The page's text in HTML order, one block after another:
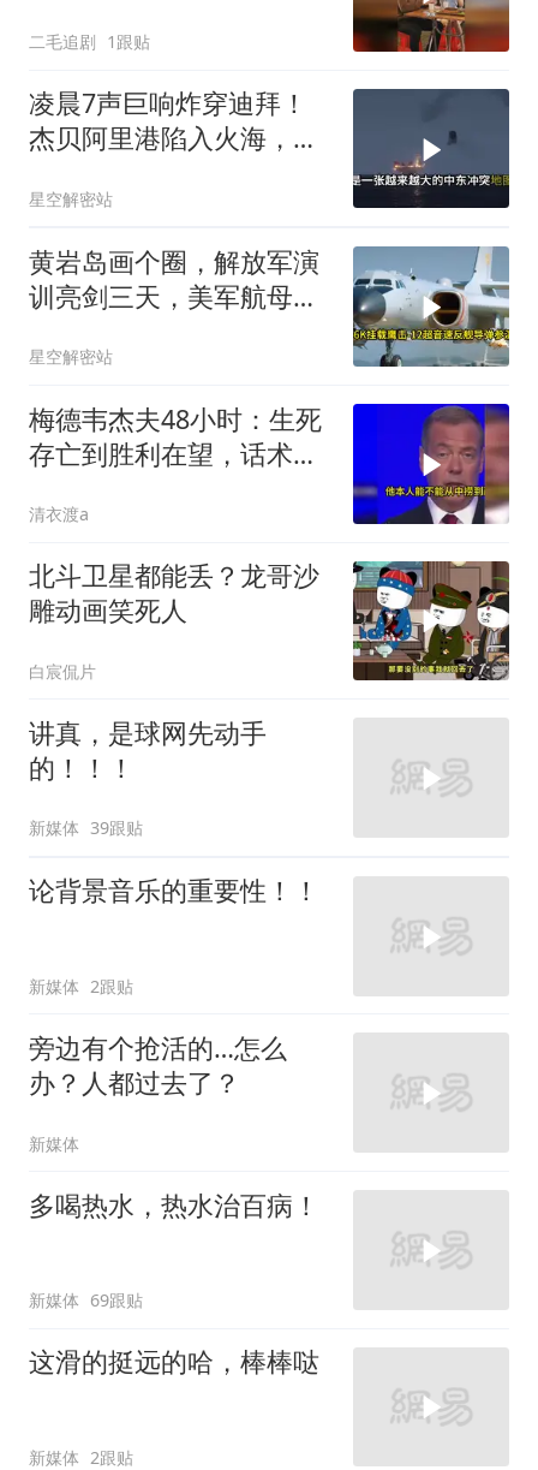
二毛追剧 1跟贴
凌晨7声巨响炸穿迪拜！
杰贝阿里港陷入火海，美
彻底心寒
星空解密站
黄岩岛画个圈，解放军演
训亮剑三天，美军航母从
星空解密站
梅德韦杰夫48小时：生死
存亡到胜利在望，话术变
清衣渡a
北斗卫星都能丢？龙哥沙
雕动画笑死人
白宸侃片
讲真，是球网先动手
的！！！
新媒体 39跟贴
论背景音乐的重要性！！
新媒体 2跟贴
旁边有个抢活的…怎么
办？人都过去了？
新媒体
多喝热水，热水治百病！
新媒体 69跟贴
这滑的挺远的哈，棒棒哒
新媒体 2跟贴